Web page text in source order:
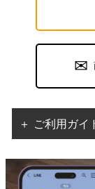
＋ ご利用ガイ